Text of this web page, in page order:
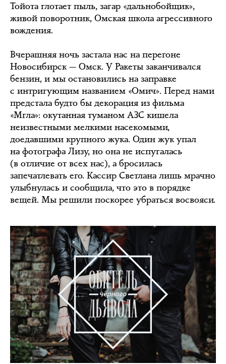
Тойота глотает пыль, загар «дальнобойщик»,
живой поворотник, Омская школа агрессивного
вождения.
Вчерашняя ночь застала нас на перегоне
Новосибирск — Омск. У Ракеты заканчивался
бензин, и мы остановились на заправке
с интригующим названием «Омич». Перед нами
предстала будто бы декорация из фильма
«Мгла»: окутанная туманом АЗС кишела
неизвестными мелкими насекомыми,
доедавшими крупного жука. Один жук упал
на фотографа Лизу, но она не испугалась
(в отличие от всех нас), а бросилась
запечатлевать его. Кассир Светлана лишь мрачно
улыбнулась и сообщила, что это в порядке
вещей. Мы решили поскорее убраться восвояси.